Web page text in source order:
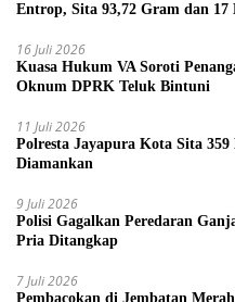
Entrop, Sita 93,72 Gram dan
16 Juli 2026
Kuasa Hukum VA Soroti
Oknum DPRK Teluk Bintuni
11 Juli 2026
Polresta Jayapura Kota Sita
Diamankan
9 Juli 2026
Polisi Gagalkan Peredaran
Pria Ditangkap
7 Juli 2026
Pembacokan di Jembatan